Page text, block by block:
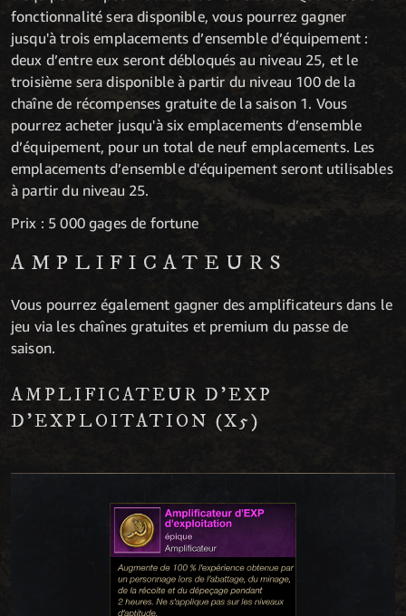
fonctionnalité sera disponible, vous pourrez gagner
jusqu'à trois emplacements d’ensemble d’équipement :
deux d’entre eux seront débloqués au niveau 25, et le
troisième sera disponible à partir du niveau 100 de la
chaîne de récompenses gratuite de la saison 1. Vous
pourrez acheter jusqu'à six emplacements d’ensemble
d’équipement, pour un total de neuf emplacements. Les
emplacements d’ensemble d'équipement seront utilisables
à partir du niveau 25.
Prix : 5 000 gages de fortune
AMPLIFICATEURS
Vous pourrez également gagner des amplificateurs dans le
jeu via les chaînes gratuites et premium du passe de
saison.
AMPLIFICATEUR D'EXP
D'EXPLOITATION (X5)